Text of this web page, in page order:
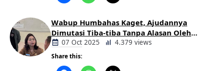
Wabup Humbahas Kaget, Ajudannya
Dimutasi Tiba-tiba Tanpa Alasan Oleh
Bupati
07 Oct 2025 4.379 views
Share this: